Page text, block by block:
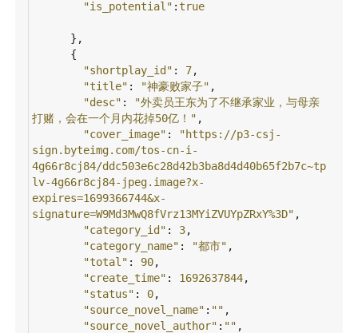
"is_potential" :true
},
{
"shortplay_id" : 7,
"title" : "神豪败家子" ,
"desc" :
"外卖员王东为了不继承家业，与母亲
打赌，会在一个月内花掉50亿！" ,
"cover_image" :
"https://p3-csj-
sign.byteimg.com/tos-cn-i-
4g66r8cj84/ddc503e6c28d42b3ba8d4d40b65f2b7c~tp
lv-4g66r8cj84-jpeg.image?x-
expires=1699366744&x-
signature=W9Md3MwQ8fVrz13MYiZVUYpZRxY%3D" ,
"category_id" : 3,
"category_name" : "都市" ,
"total" : 90,
"create_time" : 1692637844,
"status" : 0,
"source_novel_name" : "" ,
"source_novel_author" : "" ,